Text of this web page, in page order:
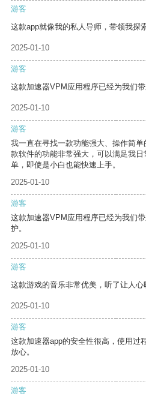
游客
这款app就像我的私人导师，带领我探
2025-01-10
游客
这款加速器VPM应用程序已经为我们
2025-01-10
游客
我一直在寻找一款功能强大、操作简
款软件的功能非常强大，可以满足我
单，即使是小白也能快速上手。
2025-01-10
游客
这款加速器VPM应用程序已经为我们
护。
2025-01-10
游客
这款游戏的音乐非常优美，听了让人心
2025-01-10
游客
这款加速器app的安全性很高，使用过
放心。
2025-01-10
游客